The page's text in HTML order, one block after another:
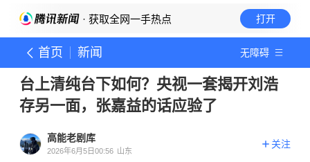
· 获取全网一手热点 打开
首页 新闻 无障碍
台上清纯台下如何？央视一套揭开刘浩
存另一面，张嘉益的话应验了
高能老剧库
2026年6月5日00:56 山东
关注